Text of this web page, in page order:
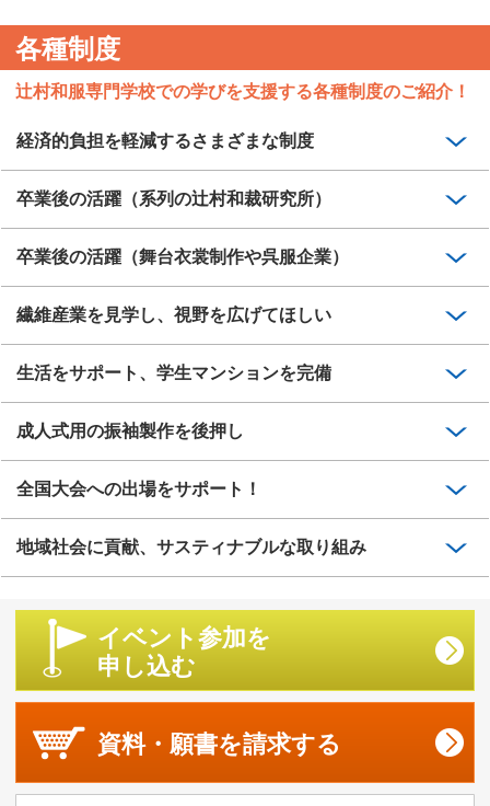
各種制度
辻村和服専門学校での学びを支援する各種制度のご紹介！
経済的負担を軽減するさまざまな制度
卒業後の活躍（系列の辻村和裁研究所）
卒業後の活躍（舞台衣裳制作や呉服企業）
繊維産業を見学し、視野を広げてほしい
生活をサポート、学生マンションを完備
成人式用の振袖製作を後押し
全国大会への出場をサポート！
地域社会に貢献、サスティナブルな取り組み
イベント参加を
申し込む
資料・願書を請求する